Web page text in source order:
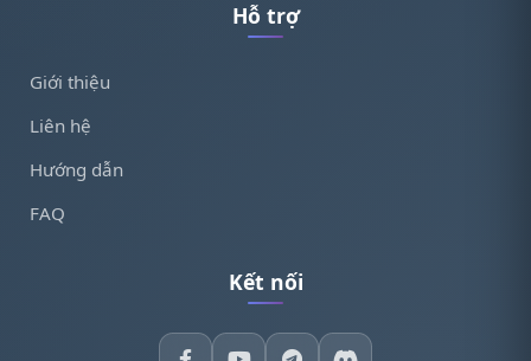
Hỗ trợ
Giới thiệu
Liên hệ
Hướng dẫn
FAQ
Kết nối